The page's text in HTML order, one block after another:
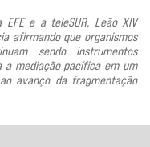
EFE e a teleSUR, Leão XIV
afirmando que organismos
sendo instrumentos
a mediação pacífica em um
avanço da fragmentação